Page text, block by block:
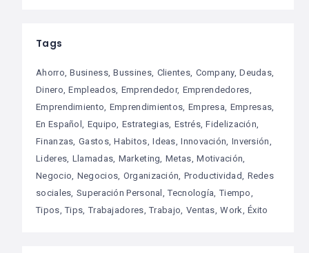
Tags
Ahorro Business Bussines Clientes Company Deudas
Dinero Empleados Emprendedor Emprendedores
Emprendimiento Emprendimientos Empresa Empresas
En Español Equipo Estrategias Estrés Fidelización
Finanzas Gastos Habitos Ideas Innovación Inversión
Lideres Llamadas Marketing Metas Motivación
Negocio Negocios Organización Productividad Redes
sociales Superación Personal Tecnología Tiempo
Tipos Tips Trabajadores Trabajo Ventas Work Éxito